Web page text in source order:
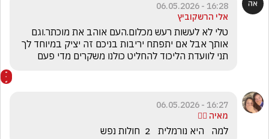
16:28 - 06.05.2026
אלי הרשקוביץ
תני לוועדת הליכוד להחליט כולנו משקרים מדי פעם
16:27 - 06.05.2026
מאיה ❤️‍🔥
למה   היא נורמלית   2  חולות נפש